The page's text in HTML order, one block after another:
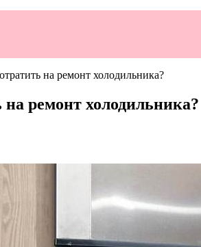
на ремонт холодильника?
ремонт холодильника?